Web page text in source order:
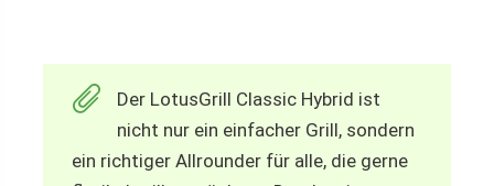
Der LotusGrill Classic Hybrid ist
nicht nur ein einfacher Grill, sondern
ein richtiger Allrounder für alle, die gerne